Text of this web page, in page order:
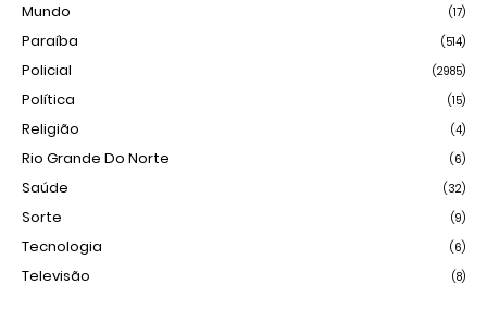
Mundo (17)
Paraíba (514)
Policial (2985)
Política (15)
Religião (4)
Rio Grande Do Norte (6)
Saúde (32)
Sorte (9)
Tecnologia (6)
Televisão (8)